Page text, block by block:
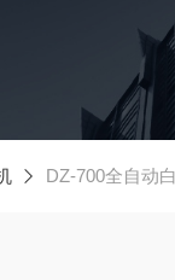
DZ-700全自动